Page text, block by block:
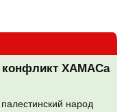
конфликт ХАМАСа
народ